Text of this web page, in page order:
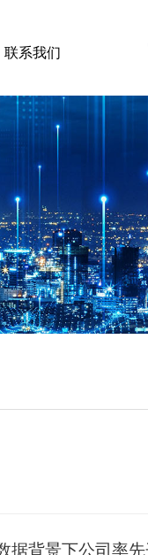
联系我们
据背景下公司率